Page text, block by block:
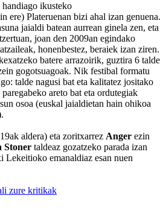
ikusteko
ere) Plateruenan bizi ahal izan genuena.
jaialdi batean aurrean ginela zen, eta
joan den 2009an egindako
honenbestez, beraiek izan ziren.
batere arrazoirik, guztira 6 talde
gogotsuagoak. Nik festibal formatu
talde nagusi bat eta kalitatez jositako
areto bat eta ordutegiak
osoa (euskal jaialdietan hain ohikoa
aldera) eta zoritxarrez Anger ezin
Stoner taldeaz gozatzeko parada izan
Lekeitioko emanaldiaz esan nuen
zure kritikak